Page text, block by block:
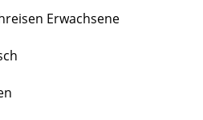
Erwachsene